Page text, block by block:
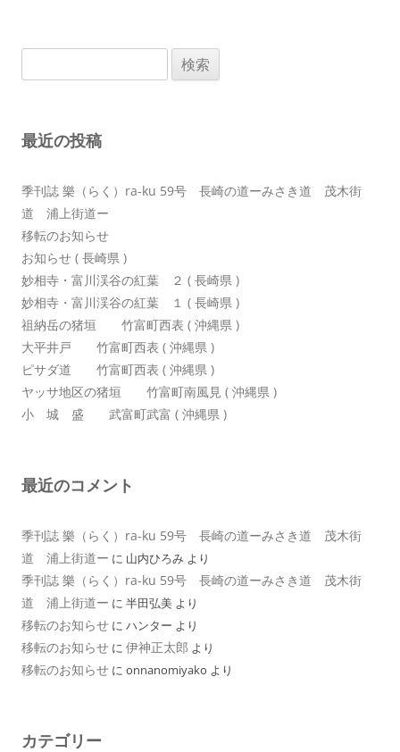
ン
索:
最近の投稿
季刊誌 樂（らく）ra-ku 59号 長崎の道ーみさき道 茂木街
道 浦上街道ー
移転のお知らせ
お知らせ ( 長崎県 )
妙相寺・富川渓谷の紅葉 ２ ( 長崎県 )
妙相寺・富川渓谷の紅葉 １ ( 長崎県 )
祖納岳の猪垣 竹富町西表 ( 沖縄県 )
大平井戸 竹富町西表 ( 沖縄県 )
ピサダ道 竹富町西表 ( 沖縄県 )
ヤッサ地区の猪垣 竹富町南風見 ( 沖縄県 )
小 城 盛 武富町武富 ( 沖縄県 )
最近のコメント
季刊誌 樂（らく）ra-ku 59号 長崎の道ーみさき道 茂木街
道 浦上街道ー に 山内ひろみ より
季刊誌 樂（らく）ra-ku 59号 長崎の道ーみさき道 茂木街
道 浦上街道ー に 半田弘美 より
移転のお知らせ に ハンター より
移転のお知らせ に 伊神正太郎 より
移転のお知らせ に onnanomiyako より
カテゴリー